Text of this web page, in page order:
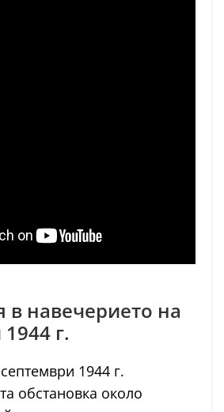
в навечерието на
г.
1944 г.
обстановка около